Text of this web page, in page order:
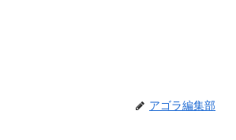
アゴラ編集部